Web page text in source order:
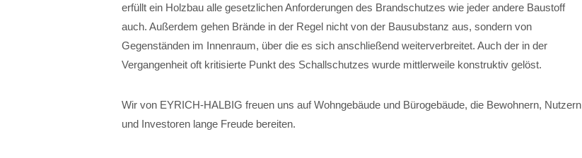
erfüllt ein Holzbau alle gesetzlichen Anforderungen des Brandschutzes wie jeder andere Baustoff
auch. Außerdem gehen Brände in der Regel nicht von der Bausubstanz aus, sondern von
Gegenständen im Innenraum, über die es sich anschließend weiterverbreitet. Auch der in der
Vergangenheit oft kritisierte Punkt des Schallschutzes wurde mittlerweile konstruktiv gelöst.
Wir von EYRICH-HALBIG freuen uns auf Wohngebäude und Bürogebäude, die Bewohnern, Nutzern
und Investoren lange Freude bereiten.